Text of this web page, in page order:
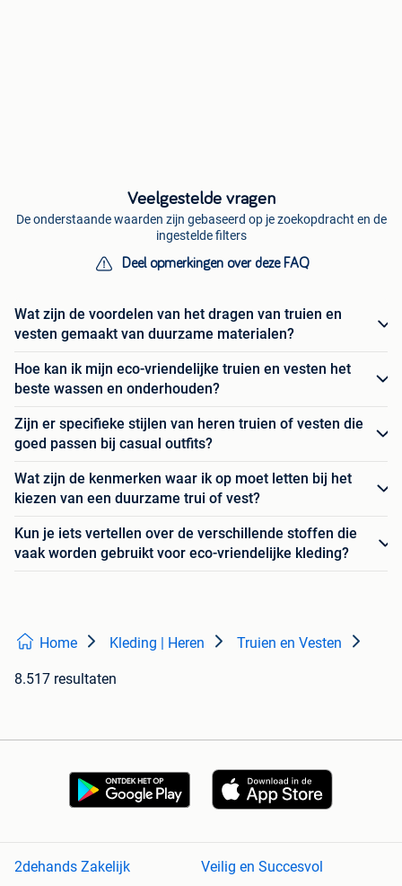
Veelgestelde vragen
De onderstaande waarden zijn gebaseerd op je zoekopdracht en de
ingestelde filters
Deel opmerkingen over deze FAQ
Wat zijn de voordelen van het dragen van truien en
vesten gemaakt van duurzame materialen?
Hoe kan ik mijn eco-vriendelijke truien en vesten het
beste wassen en onderhouden?
Zijn er specifieke stijlen van heren truien of vesten die
goed passen bij casual outfits?
Wat zijn de kenmerken waar ik op moet letten bij het
kiezen van een duurzame trui of vest?
Kun je iets vertellen over de verschillende stoffen die
vaak worden gebruikt voor eco-vriendelijke kleding?
Home Kleding | Heren Truien en Vesten
8.517 resultaten
2dehands Zakelijk Veilig en Succesvol